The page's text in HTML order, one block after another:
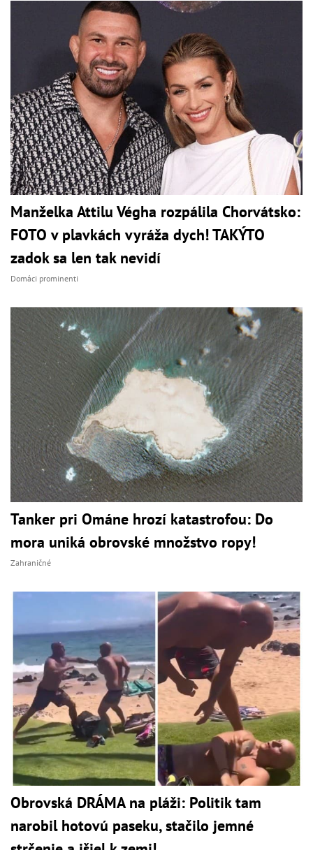
Manželka Attilu Végha rozpálila Chorvátsko:
FOTO v plavkách vyráža dych! TAKÝTO
zadok sa len tak nevidí
Domáci prominenti
Tanker pri Ománe hrozí katastrofou: Do
mora uniká obrovské množstvo ropy!
Zahraničné
Obrovská DRÁMA na pláži: Politik tam
narobil hotovú paseku, stačilo jemné